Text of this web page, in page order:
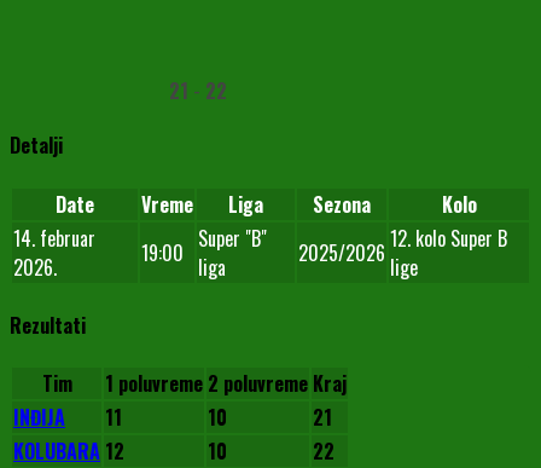
21 - 22
Detalji
Date Vreme Liga Sezona
Kolo
14. februar
2026.
19:00 Super "B"
liga
2025/2026 12. kolo Super B
lige
Rezultati
Tim 1 poluvreme 2 poluvreme Kraj
INĐIJA
11 10
21
KOLUBARA 12 10 22